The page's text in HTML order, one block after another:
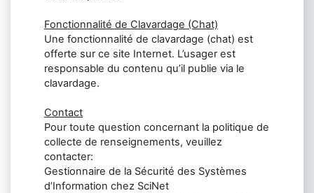
Fonctionnalité de Clavardage (Chat)
Une fonctionnalité de clavardage (chat) est
offerte sur ce site Internet. L’usager est
responsable du contenu qu’il publie via le
clavardage.
Contact
Pour toute question concernant la politique de
collecte de renseignements, veuillez
contacter:
Gestionnaire de la Sécurité des Systèmes
d’Information chez SciNet